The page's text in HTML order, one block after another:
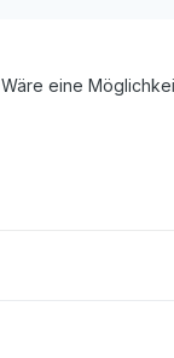
eine